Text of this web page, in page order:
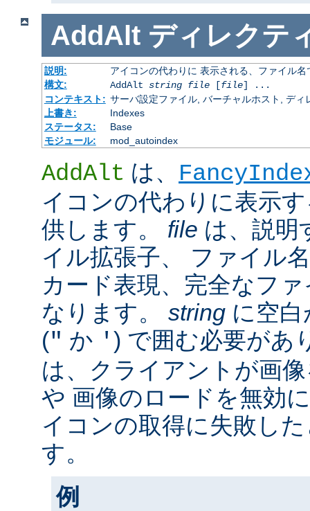
AddAlt ディレクテ
説明:
アイコンの代わりに 表示される、ファイル
構文:
AddAlt string file[file] ...
コンテキスト: サーバ設定ファイル, バーチャルホスト, ディ
上書き:
Indexes
ステータス:
Base
モジュール:
mod_autoindex
AddAlt は、
イコンの代わりに表示
供します。 file は、説明
イル拡張子、 ファイル
カード表現、完全なフ
なります。 string に空
(" か ' ) で囲む必要があ
は、クライアントが画
や 画像のロードを無効
イコンの取得に失敗し
す。
例